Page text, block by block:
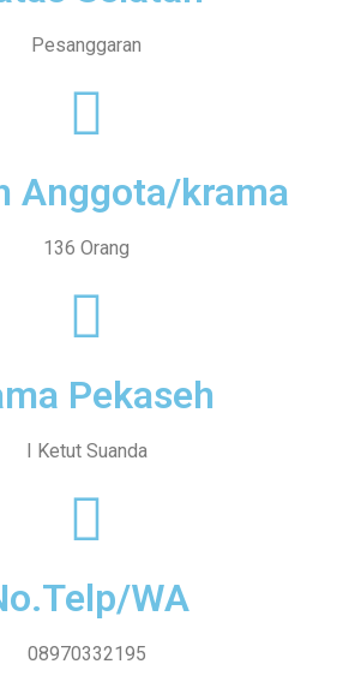
Pesanggaran
Anggota/krama
136 Orang
Pekaseh
I Ketut Suanda
WA
08970332195